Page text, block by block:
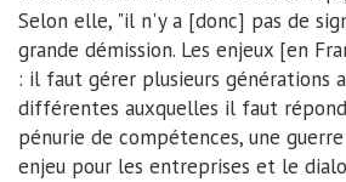
Selon elle, "il n'y a [donc] pas de
grande démission. Les enjeux [en
: il faut gérer plusieurs générations
différentes auxquelles il faut
pénurie de compétences, une
enjeu pour les entreprises et le